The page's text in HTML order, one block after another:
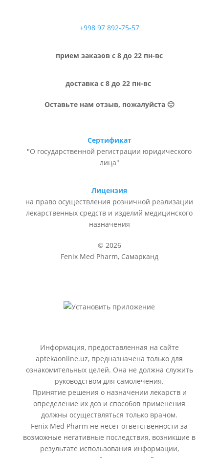
+998 97 892-75-57
прием заказов с 8 до 22 пн-вс
доставка с 8 до 22 пн-вс
Оставьте нам отзыв, пожалуйста 🙂
Сертификат
"О государственной регистрации юридического
лица"
Лицензия
на право осуществления розничной реализации
лекарственных средств и изделий медицинского
назначения
© 2026
Fenix Med Pharm, Самарканд
Информация, предоставленная на сайте
aptekaonline.uz, предназначена только для
ознакомительных целей. Она не должна служить
руководством для самолечения.
Принятие решения о назначении лекарств и
определение их доз и способов применения
должны осуществляться только врачом.
Fenix Med Pharm не несет ответственности за
возможные негативные последствия, возникшие в
результате использования информации,